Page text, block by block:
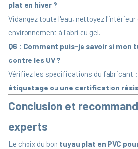
plat en hiver ?
Vidangez toute l'eau, nettoyez l'intérieur
environnement à l'abri du gel.
Q6 : Comment puis-je savoir si mon
contre les UV ?
Vérifiez les spécifications du fabricant :
étiquetage ou une certification
Conclusion et
experts
Le choix du bon tuyau plat en PVC